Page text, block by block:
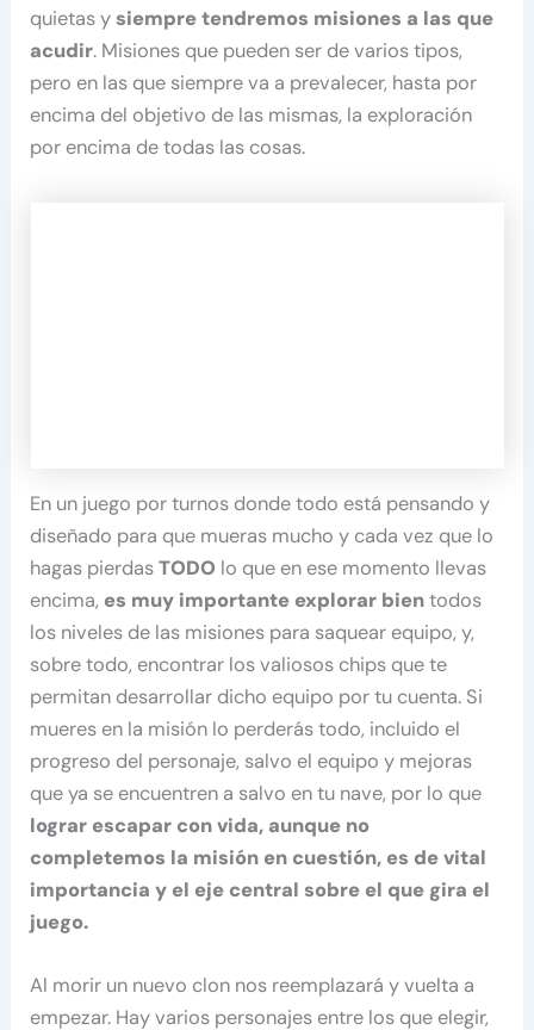
quietas ysiempre tendremos misiones a las que
acudir. Misiones que pueden ser de varios tipos,
pero en las que siempre va a prevalecer, hasta por
encima del objetivo de las mismas, la exploración
por encima de todas las cosas.
En un juego por turnos donde todo está pensando y
diseñado para que mueras mucho y cada vez que lo
hagas pierdasTODO lo que en ese momento llevas
encima, es muy importante explorar bientodos
los niveles de las misiones para saquear equipo, y,
sobre todo, encontrar los valiosos chips que te
permitan desarrollar dicho equipo por tu cuenta. Si
mueres en la misión lo perderás todo, incluido el
progreso del personaje, salvo el equipo y mejoras
que ya se encuentren a salvo en tu nave, por lo que
lograr escapar con vida, aunque no
completemos la misión en cuestión, es de vital
importancia y el eje central sobre el que gira el
juego.
Al morir un nuevo clon nos reemplazará y vuelta a
empezar. Hay varios personajes entre los que elegir,